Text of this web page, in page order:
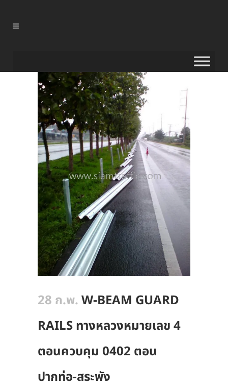
28 ก.พ.W-BEAM GUARD
RAILS ทางหลวงหมายเลข 4
ตอนควบคุม 0402 ตอน
ปากท่อ-สระพัง